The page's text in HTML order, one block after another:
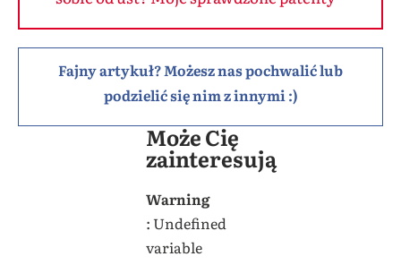
Fajny artykuł? Możesz nas pochwalić lub
podzielić się nim z innymi :)
Może Cię
zainteresują
Warning
: Undefined
variable